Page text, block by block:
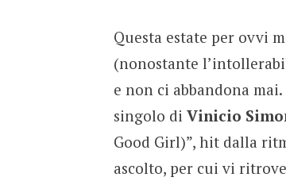
Questa estate per ovvi
(nonostante
e non ci abbandona
singolo di Vinicio
Good Girl)”, hit dalla
ascolto, per cui vi